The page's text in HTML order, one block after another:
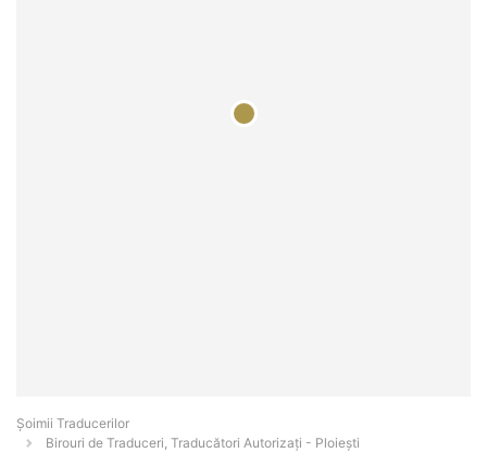
Șoimii Traducerilor
Birouri de Traduceri, Traducători Autorizați - Ploieşti